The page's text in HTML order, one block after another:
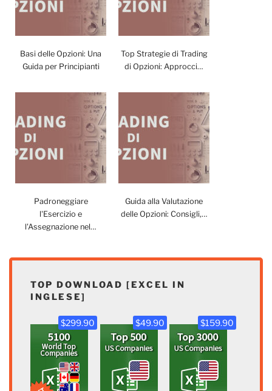
Basi delle Opzioni: Una
Guida per Principianti
Top Strategie di Trading
di Opzioni: Approcci…
Padroneggiare
l'Esercizio e
l'Assegnazione nel…
Guida alla Valutazione
delle Opzioni: Consigli,…
TOP DOWNLOAD [EXCEL IN
INGLESE]
$299.90 $49.90 $159.90